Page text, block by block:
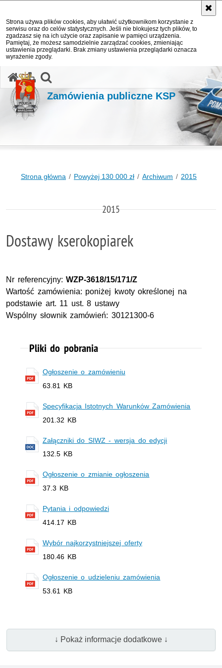
Strona używa plików cookies, aby ułatwić użytkownikom korzystanie z
serwisu oraz do celów statystycznych. Jeśli nie blokujesz tych plików, to
zgadzasz się na ich użycie oraz zapisanie w pamięci urządzenia.
Pamiętaj, że możesz samodzielnie zarządzać cookies, zmieniając
ustawienia przeglądarki. Brak zmiany ustawienia przeglądarki oznacza
wyrażenie zgody.
Zamówienia publiczne KSP
Strona główna Powyżej 130 000 zł Archiwum 2015
2015
Dostawy kserokopiarek
Nr referencyjny:WZP-3618/15/171/Z
Wartość zamówienia: poniżej kwoty określonej na
podstawie art. 11 ust. 8 ustawy
Wspólny słownik zamówień: 30121300-6
Pliki do pobrania
Ogłoszenie o zamówieniu
63.81 KB
Specyfikacja Istotnych Warunków Zamówienia
201.32 KB
Załączniki do SIWZ - wersja do edycji
132.5 KB
Ogłoszenie o zmianie ogłoszenia
37.3 KB
Pytania i odpowiedzi
414.17 KB
Wybór najkorzystniejszej oferty
180.46 KB
Ogłoszenie o udzieleniu zamówienia
53.61 KB
↓ Pokaż informacje dodatkowe ↓